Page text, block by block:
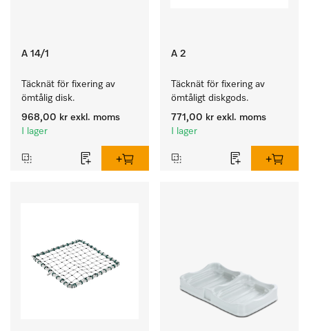
A 14/1
Täcknät för fixering av
ömtålig disk.
968,00 kr exkl. moms
I lager
A 2
Täcknät för fixering av
ömtåligt diskgods.
771,00 kr exkl. moms
I lager